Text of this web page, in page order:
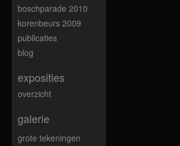
boschparade 2010
korenbeurs 2009
publicaties
blog
exposities
overzicht
galerie
grote tekeningen